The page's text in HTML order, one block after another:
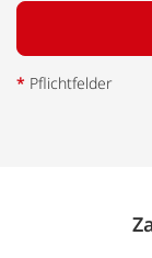
* Pflichtfelder